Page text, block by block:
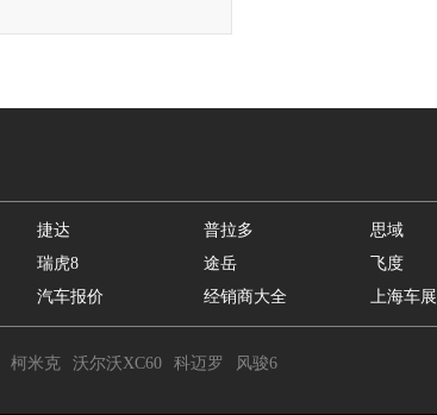
捷达 普拉多
思域
瑞虎8 途岳
飞度
汽车报价 经销商大全 上海车展
柯米克 沃尔沃XC60 科迈罗 风骏6